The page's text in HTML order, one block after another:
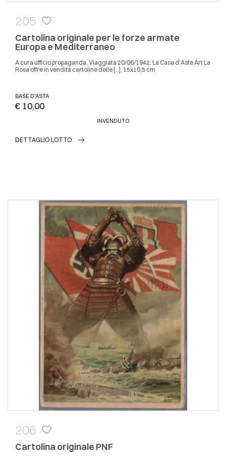
205
Cartolina originale per le forze armate
Europa e Mediterraneo
A cura ufficio propaganda. Viaggiata 20/06/1942. La Casa d'Aste Art La
Rosa offre in vendita cartoline delle [..], 15x10,5 cm
BASE D'ASTA
€ 10,00
INVENDUTO
DETTAGLIO LOTTO
206
Cartolina originale PNF